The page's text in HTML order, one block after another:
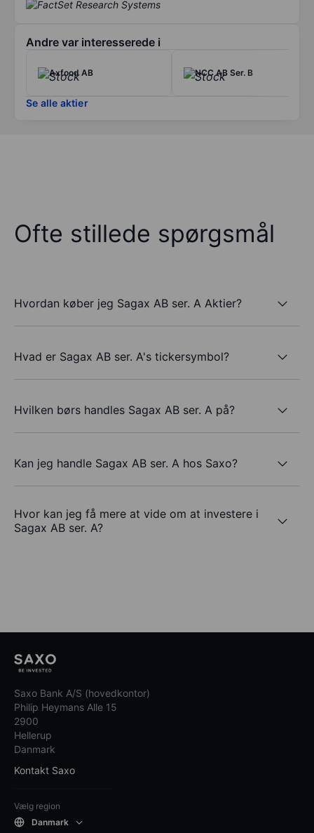
Andre var interesserede i
Axfood AB NCC AB Ser. B
Se alle aktier
Ofte stillede spørgsmål
Hvordan køber jeg Sagax AB ser. A Aktier?
Hvad er Sagax AB ser. A's tickersymbol?
Hvilken børs handles Sagax AB ser. A på?
Kan jeg handle Sagax AB ser. A hos Saxo?
Hvor kan jeg få mere at vide om at investere i
Sagax AB ser. A?
Saxo Bank A/S (hovedkontor)
Philip Heymans Alle 15
2900
Hellerup
Danmark
Kontakt Saxo
Vælg region
Danmark